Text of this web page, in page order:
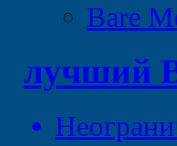
Bare
лучший